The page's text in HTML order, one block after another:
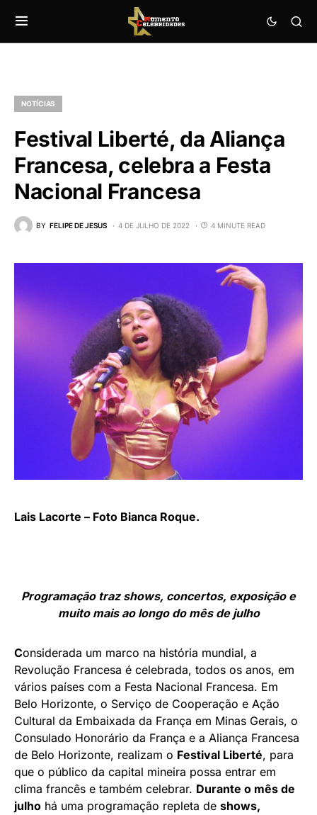
NOTÍCIAS
Festival Liberté, da Aliança
Francesa, celebra a Festa
Nacional Francesa
BY FELIPE DE JESUS 4 DE JULHO DE 2022 4 MINUTE READ
Lais Lacorte – Foto Bianca Roque.
Programação traz shows, concertos, exposição e
muito mais ao longo do mês de julho
Considerada um marco na história mundial, a
Revolução Francesa é celebrada, todos os anos, em
vários países com a Festa Nacional Francesa. Em
Belo Horizonte, o Serviço de Cooperação e Ação
Cultural da Embaixada da França em Minas Gerais, o
Consulado Honorário da França e a Aliança Francesa
de Belo Horizonte, realizam o Festival Liberté, para
que o público da capital mineira possa entrar em
clima francês e também celebrar. Durante o mês de
julho há uma programação repleta de shows,